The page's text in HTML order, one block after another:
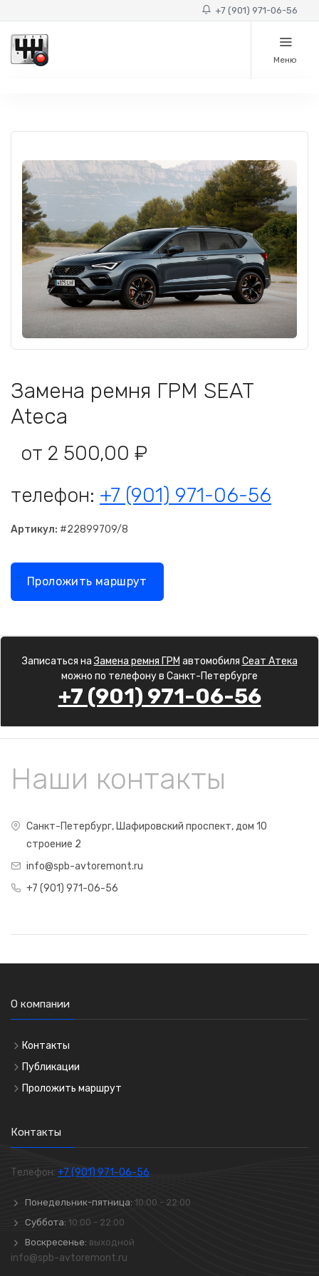
+7 (901) 971-06-56
Меню
Замена ремня ГРМ SEAT
Ateca
от 2 500,00 ₽
телефон: +7 (901) 971-06-56
Артикул: #22899709/8
Проложить маршрут
Записаться наЗамена ремня ГРМ автомобиля Сеат Атека
можно по телефону в Санкт-Петербурге
+7 (901) 971-06-56
Наши контакты
Санкт-Петербург, Шафировский проспект, дом 10
строение 2
info@spb-avtoremont.ru
+7 (901) 971-06-56
О компании
Контакты
Публикации
Проложить маршрут
Контакты
Телефон: +7 (901) 971-06-56
Понедельник-пятница: 10:00 - 22:00
Суббота: 10:00 - 22:00
Воскресенье: выходной
info@spb-avtoremont.ru